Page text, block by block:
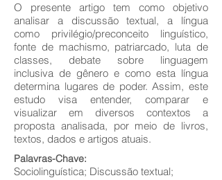
O presente artigo tem como objetivo
analisar a discussão textual, a língua
como privilégio/preconceito linguístico,
fonte de machismo, patriarcado, luta de
classes, debate sobre linguagem
inclusiva de gênero e como esta língua
determina lugares de poder. Assim, este
estudo visa entender, comparar e
visualizar em diversos contextos a
proposta analisada, por meio de livros,
textos, dados e artigos atuais.
Palavras-Chave:
Sociolinguística; Discussão textual;